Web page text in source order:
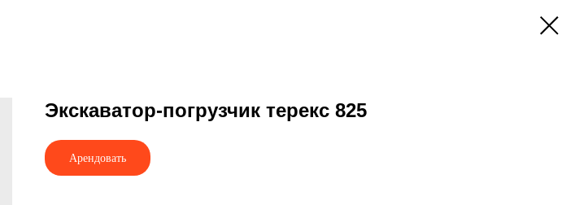
Экскаватор-погрузчик терекс 825
Арендовать